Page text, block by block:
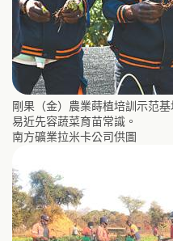
剛果（金）農業蒔植培訓示范
易近先容蔬菜育苗常識。
南方礦業拉米卡公司供圖